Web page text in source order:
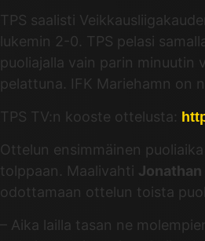
TPS saalisti
lukemin 2-0. TPS pelasi
puoliajalla vain parin minuutin
pelattuna. IFK Mariehamn on
TPS TV:n kooste ottelusta:
Ottelun ensimmäinen
tolppaan. Maalivahti
odottamaan ottelun toista
– Aika lailla tasan ne